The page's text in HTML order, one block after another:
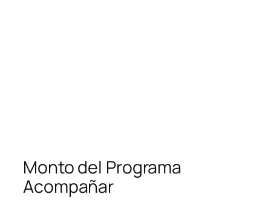
Monto del Programa
Acompañar